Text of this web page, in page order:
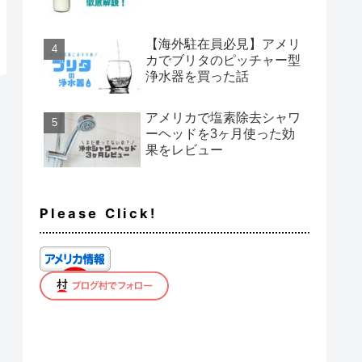
【海外駐在員必見】アメリ
カでブリタのピッチャー型
浄水器を買った話
アメリカで塩素除去シャワ
ーヘッドを3ヶ月使った効
果をレビュー
Please Click!